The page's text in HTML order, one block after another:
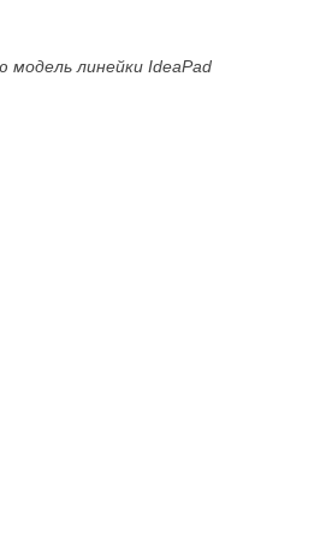
модель линейки IdeaPad